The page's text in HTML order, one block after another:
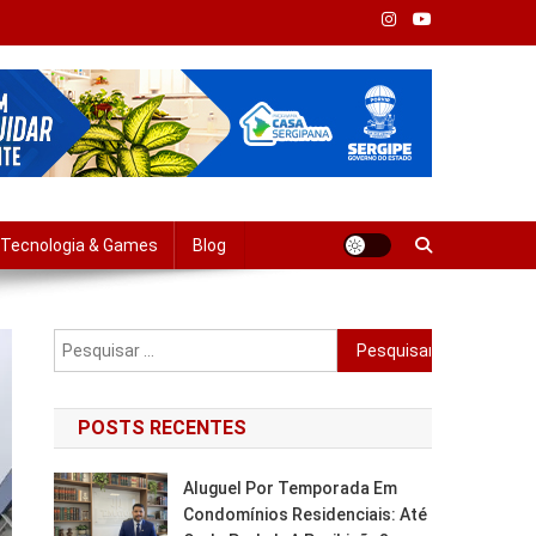
Tecnologia & Games Blog
Pesquisar
por:
POSTS RECENTES
Aluguel Por Temporada Em
Condomínios Residenciais: Até